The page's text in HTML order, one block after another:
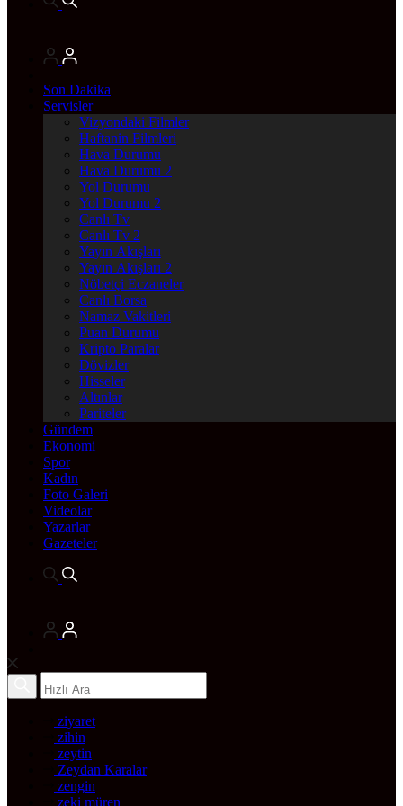
Son Dakika
Servisler
Vizyondaki Filmler
Haftanin Filmleri
Hava Durumu
Hava Durumu 2
Yol Durumu
Yol Durumu 2
Canlı Tv
Canlı Tv 2
Yayın Akışları
Yayın Akışları 2
Nöbetçi Eczaneler
Canlı Borsa
Namaz Vakitleri
Puan Durumu
Kripto Paralar
Dövizler
Hisseler
Altınlar
Pariteler
Gündem
Ekonomi
Spor
Kadın
Foto Galeri
Videolar
Yazarlar
Gazeteler
ziyaret
zihin
zeytin
Zeydan Karalar
zengin
zeki müren